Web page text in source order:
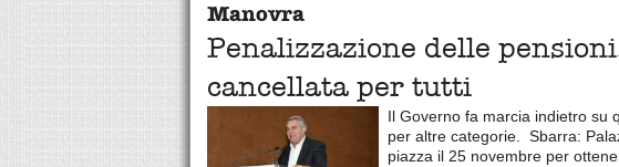
Manovra
Penalizzazione delle
cancellata per tutti
Il Governo fa marcia indietro su
per altre categorie. Sbarra:
piazza il 25 novembre per